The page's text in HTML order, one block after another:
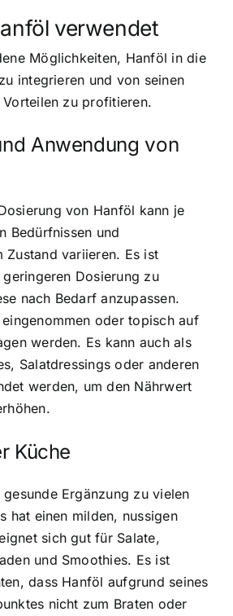
verwendet
Möglichkeiten, Hanföl in die
integrieren und von seinen
zu profitieren.
Anwendung von
von Hanföl kann je
Bedürfnissen und
Zustand variieren. Es ist
Dosierung zu
nach Bedarf anzupassen.
oder topisch auf
werden. Es kann auch als
Salatdressings oder anderen
werden, um den Nährwert
Küche
Ergänzung zu vielen
hat einen milden, nussigen
sich gut für Salate,
und Smoothies. Es ist
dass Hanföl aufgrund seines
nicht zum Braten oder